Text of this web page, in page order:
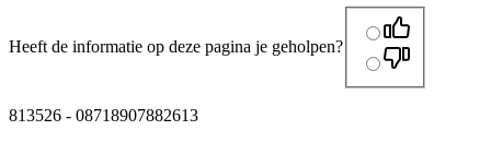
Heeft de informatie op deze pagina je geholpen?
813526 - 08718907882613